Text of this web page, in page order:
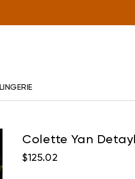
LINGERIE
Colette Yan
$125.02